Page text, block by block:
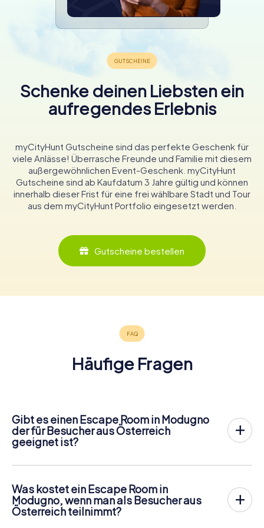
Schenke deinen Liebsten ein
aufregendes Erlebnis
myCityHunt Gutscheine sind das perfekte Geschenk für
viele Anlässe! Überrasche Freunde und Familie mit diesem
außergewöhnlichen Event-Geschenk. myCityHunt
Gutscheine sind ab Kaufdatum 3 Jahre gültig und können
innerhalb dieser Frist für eine frei wählbare Stadt und Tour
aus dem myCityHunt Portfolio eingesetzt werden.
Gutscheine bestellen
Häufige Fragen
Gibt es einen Escape Room in Modugno
der für Besucher aus Österreich
geeignet ist?
Escape Game in der Innenstadt von Modugnozu spielen!
Anders als bei einem klassischen Escape Room, bei dem
die Spieler in einen kleinen Raum eingesperrt werden,
findet das myCityHunt Outdoor Escape Game in
Modugno an der frischen Luft statt. Ähnlich wie bei einer
Was kostet ein Escape Room in
Modugno, wenn man als Besucher aus
Österreich teilnimmt?